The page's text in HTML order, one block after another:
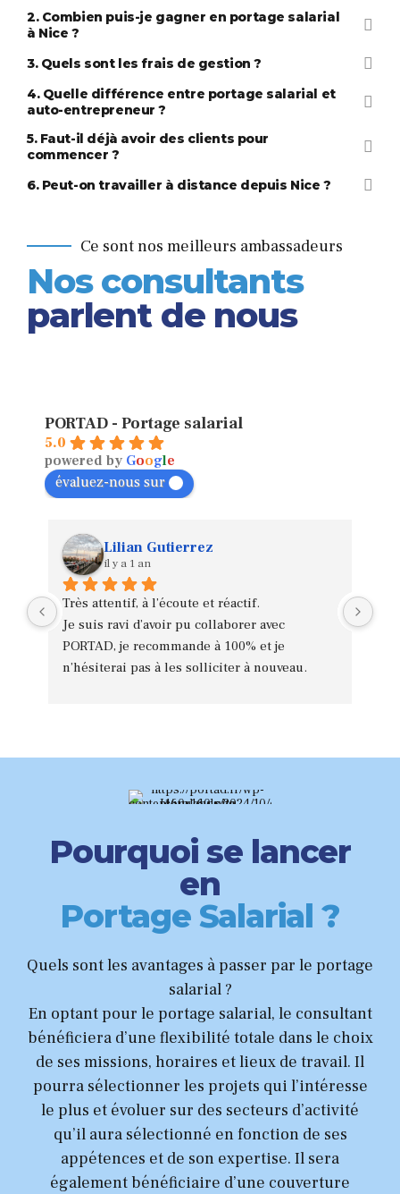
Pour tout savoir sur les métiers éligibles en portage salarial.
2. Combien puis-je gagner en portage salarial
à Nice ?
Portad
3. Quels sont les frais de gestion ?
Portad
4. Quelle différence entre portage salarial et
auto-entrepreneur ?
Lire notre article pour tout savoir sur les différents statuts pour
5. Faut-il déjà avoir des clients pour
commencer ?
Portad
6. Peut-on travailler à distance depuis Nice ?
Ce sont nos meilleurs ambassadeurs
Nos consultants
parlent de nous
PORTAD - Portage salarial
5.0
powered by Google
évaluez-nous sur
Lilian Gutierrez
il y a 1 an
Très attentif, à l’écoute et réactif.
Je suis ravi d’avoir pu collaborer avec
PORTAD, je recommande à 100% et je
n’hésiterai pas à les solliciter à nouveau.
Pourquoi se lancer
en
Portage Salarial ?
Quels sont les avantages à passer par le portage
salarial ?
En optant pour le portage salarial, le consultant
bénéficiera d’une flexibilité totale dans le choix
de ses missions, horaires et lieux de travail. Il
pourra sélectionner les projets qui l’intéresse
le plus et évoluer sur des secteurs d’activité
qu’il aura sélectionné en fonction de ses
appétences et de son expertise. Il sera
également bénéficiaire d’une couverture